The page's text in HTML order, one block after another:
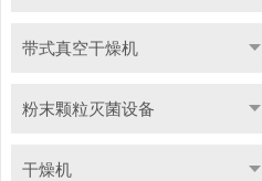
带式真空干燥机
粉末颗粒灭菌设备
干燥机